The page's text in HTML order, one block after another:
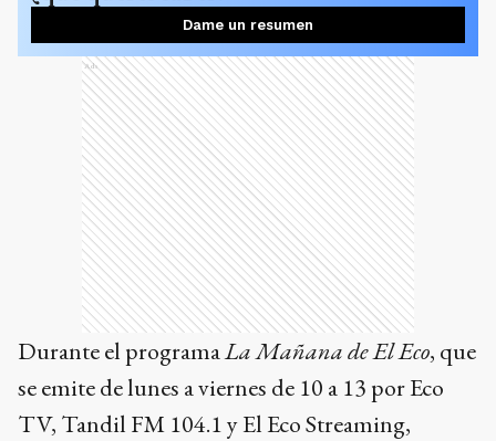
Dame un resumen
Ads
Durante el programaLa Mañana de El Eco, que
se emite de lunes a viernes de 10 a 13 por Eco
TV, Tandil FM 104.1 y El Eco Streaming,